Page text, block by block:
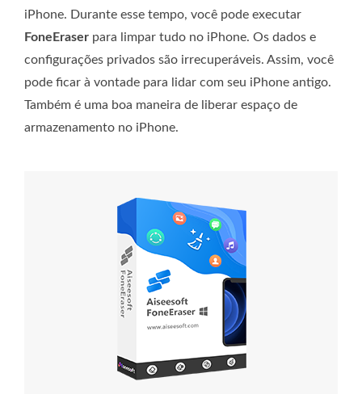
iPhone. Durante esse tempo, você pode executar
FoneEraser para limpar tudo no iPhone. Os dados e
configurações privados são irrecuperáveis. Assim, você
pode ficar à vontade para lidar com seu iPhone antigo.
Também é uma boa maneira de liberar espaço de
armazenamento no iPhone.